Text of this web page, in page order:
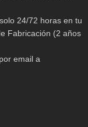
24/72 horas en tu
Fabricación (2 años
email a